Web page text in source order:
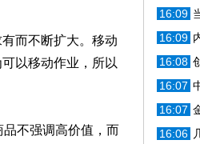
而不断扩大。移动
以移动作业，所以
不强调高价值，而
16:09
功？四
16:09
主创业
16:08
论坛：
16:07
16:07
16:06